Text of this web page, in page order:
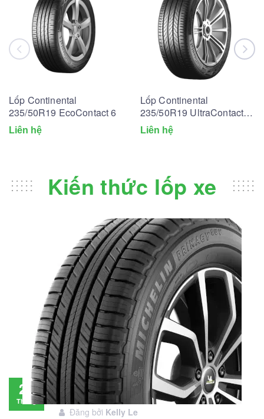
Lốp Continental
235/50R19 EcoContact 6
Liên hệ
Lốp Continental
235/50R19 UltraContact
UC6
Liên hệ
Kiến thức lốp xe
28
Tháng
Đánh giá lốp Michelin Primacy SUV: Đáng
đầu tư không?
Đăng bởi Kelly Le